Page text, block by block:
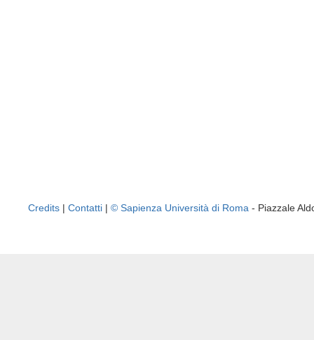
Credits | Contatti | © Sapienza Università di Roma - Piazzale